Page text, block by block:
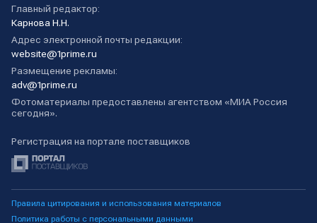
Главный редактор:
Карнова Н.Н.
Адрес электронной почты редакции:
website@1prime.ru
Размещение рекламы:
adv@1prime.ru
Фотоматериалы предоставлены агентством «МИА Россия
сегодня».
Регистрация на портале поставщиков
Правила цитирования и использования материалов
Политика работы с персональными данными